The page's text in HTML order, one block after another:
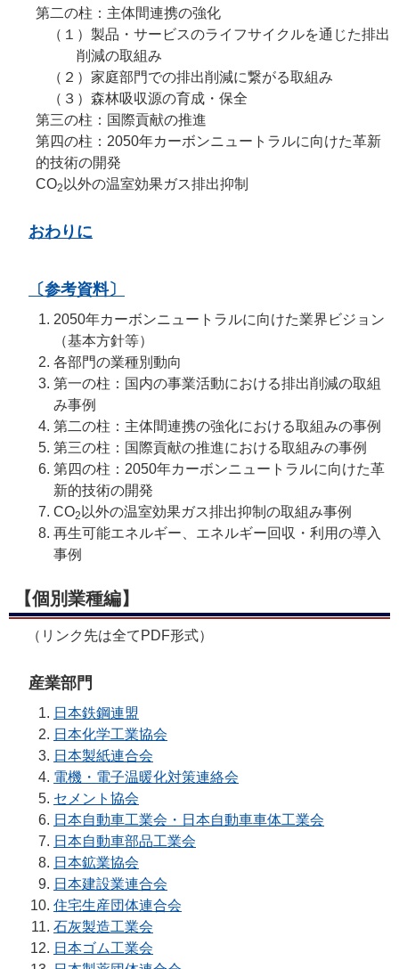
第二の柱：主体間連携の強化
（１） 製品・サービスのライフサイクルを通じた排出
削減の取組み
（２） 家庭部門での排出削減に繋がる取組み
（３） 森林吸収源の育成・保全
第三の柱：国際貢献の推進
第四の柱：2050年カーボンニュートラルに向けた革新
的技術の開発
CO2 以外の温室効果ガス排出抑制
おわりに
〔参考資料〕
2050年カーボンニュートラルに向けた業界ビジョン
（基本方針等）
各部門の業種別動向
第一の柱：国内の事業活動における排出削減の取組
み事例
第二の柱：主体間連携の強化における取組みの事例
第三の柱：国際貢献の推進における取組みの事例
第四の柱：2050年カーボンニュートラルに向けた革
新的技術の開発
CO2 以外の温室効果ガス排出抑制の取組み事例
再生可能エネルギー、エネルギー回収・利用の導入
事例
【個別業種編】
（リンク先は全てPDF形式）
産業部門
日本鉄鋼連盟
日本化学工業協会
日本製紙連合会
電機・電子温暖化対策連絡会
セメント協会
日本自動車工業会・日本自動車車体工業会
日本自動車部品工業会
日本鉱業協会
日本建設業連合会
住宅生産団体連合会
石灰製造工業会
日本ゴム工業会